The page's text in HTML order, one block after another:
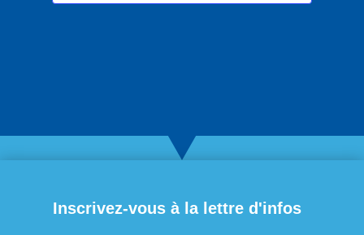
Inscrivez-vous à la lettre d'infos